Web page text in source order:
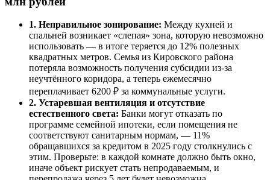
1. Неправильное зонирование: Между кухней и
спальней возникает «слепая» зона, которую невозможно
использовать — в итоге теряется до 12% полезных
квадратных метров. Семья из Кировского района
потеряла возможность получения субсидии из-за
неучтённого коридора, а теперь ежемесячно
переплачивает 6200 ₽ за коммунальные услуги.
2. Устаревшая вентиляция и отсутствие
естественного света: Банки могут отказать по
программе семейной ипотеки, если помещения не
соответствуют санитарным нормам, — 11%
обращавшихся за кредитом в 2025 году столкнулись с
этим. Проверьте: в каждой комнате должно быть окно,
иначе объект рискует стать непродаваемым, и